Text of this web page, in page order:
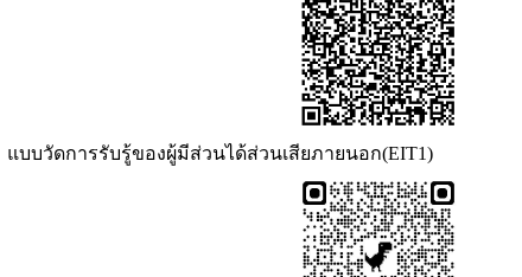
แบบวัดการรับรู้ของผู้มีส่วนได้ส่วนเสียภายนอก(EIT1)